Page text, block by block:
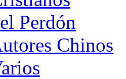
Perdón
Chinos